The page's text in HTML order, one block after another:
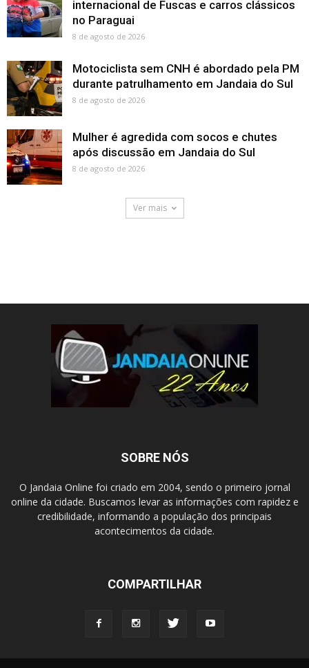
internacional de Fuscas e carros clássicos
no Paraguai
8 de agosto de 2026
Motociclista sem CNH é abordado pela PM
durante patrulhamento em Jandaia do Sul
8 de agosto de 2026
Mulher é agredida com socos e chutes
após discussão em Jandaia do Sul
8 de agosto de 2026
Ver mais
SOBRE NÓS
O Jandaia Online foi criado em 2004, sendo o primeiro jornal
online da cidade. Buscamos levar as informações com rapidez e
credibilidade, informando a população dos principais
acontecimentos da cidade.
COMPARTILHAR